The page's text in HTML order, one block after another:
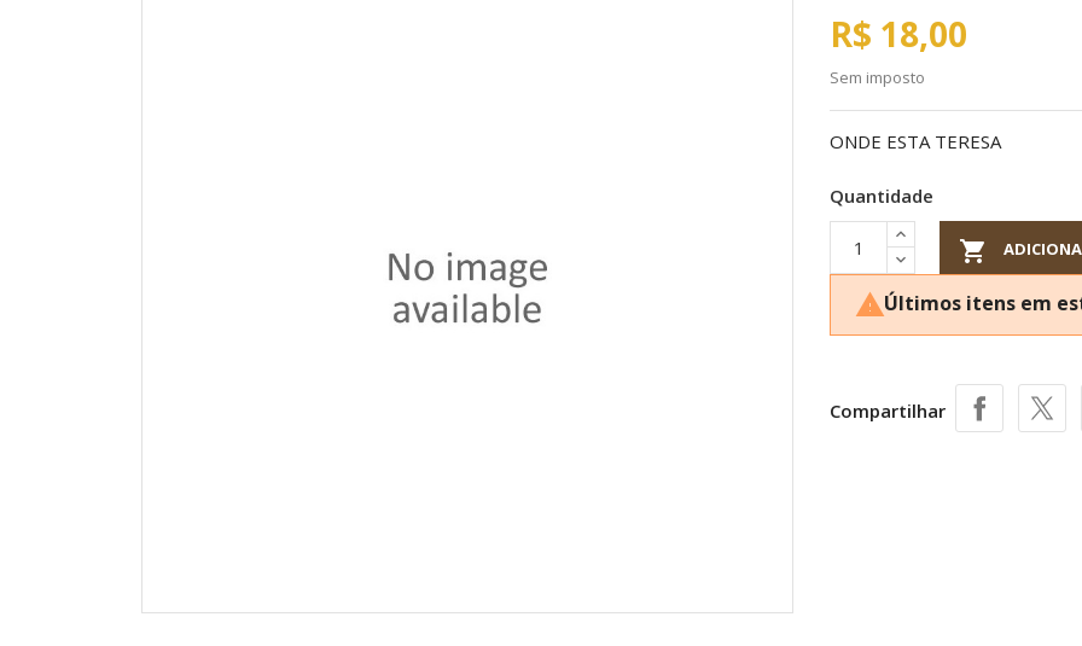
R$ 18,00
Sem imposto
ONDE ESTA TERESA
Quantidade

Últimos itens em
Compartilhar